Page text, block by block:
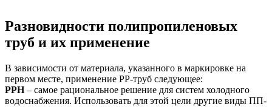
Разновидности полипропиленовых
труб и их применение
В зависимости от материала, указанного в маркировке на
первом месте, применение РР-труб следующее:
РРН– самое рациональное решение для систем холодного
водоснабжения. Использовать для этой цели другие виды ПП-